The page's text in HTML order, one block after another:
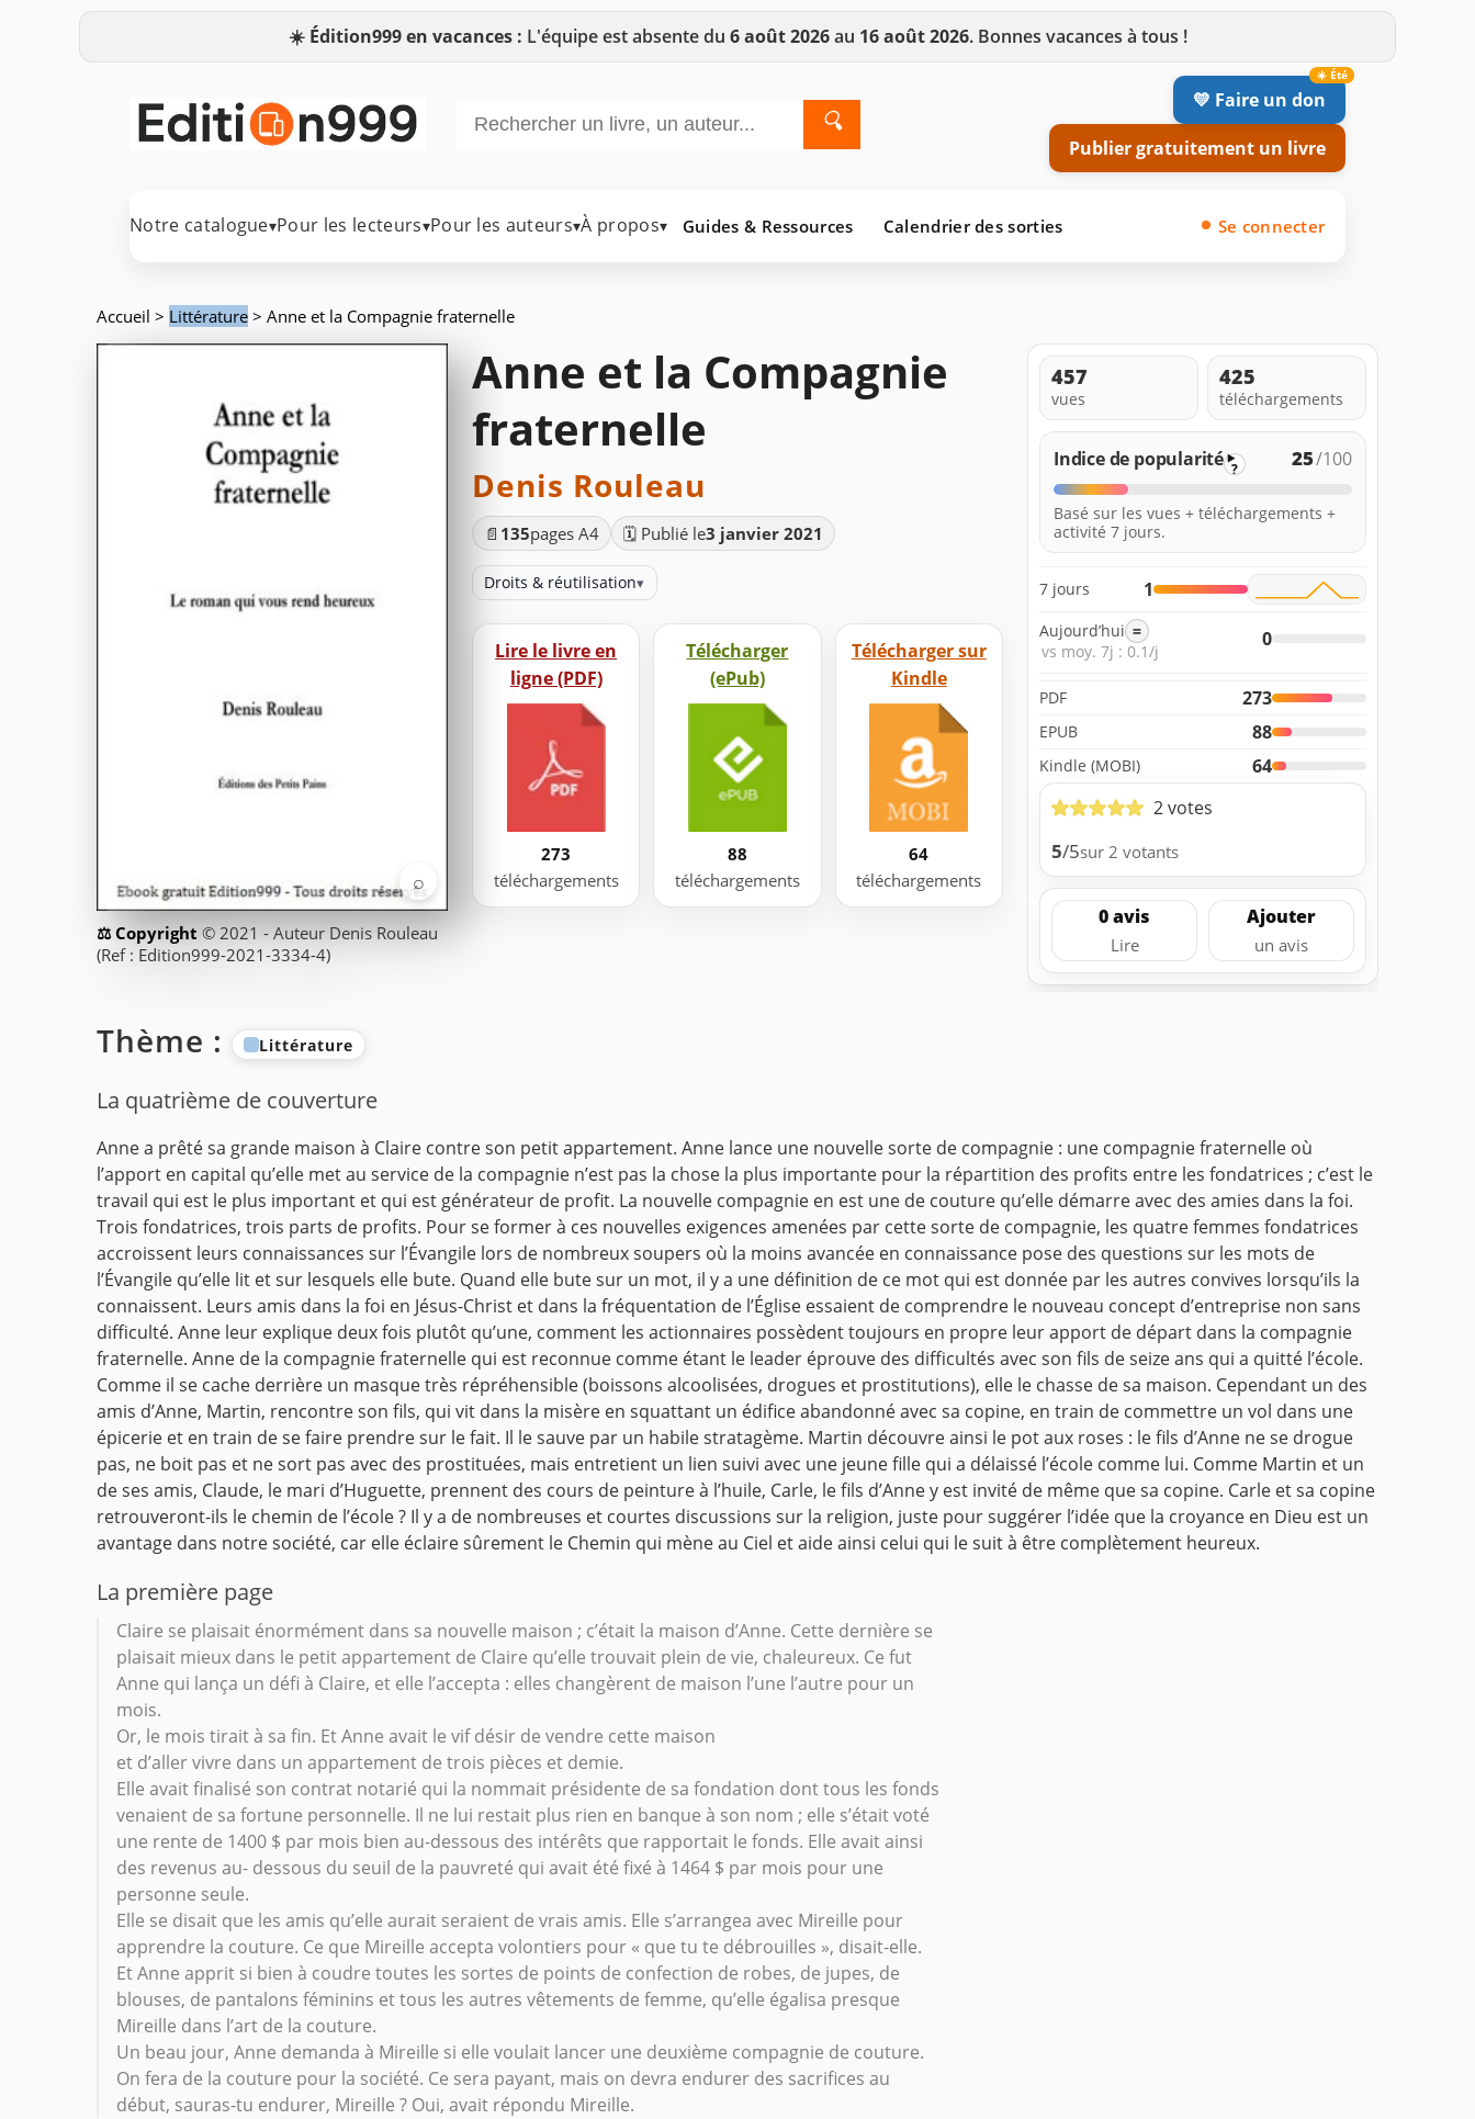
☀️ Édition999 en vacances : L'équipe est absente du 6 août 2026au 16 août 2026. Bonnes vacances à tous !
🔍
💛 Faire un don
Publier gratuitement un livre
Notre catalogue▾Pour les lecteurs▾Pour les auteurs▾À propos▾ Guides & Ressources Calendrier des sorties Se connecter
Accueil > Littérature > Anne et la Compagnie fraternelle
⌕
© 2021 - Auteur Denis Rouleau
(Ref : Edition999-2021-3334-4)
Anne et la Compagnie
fraternelle
Denis Rouleau
📄 135pages A4 🗓️ Publié le3 janvier 2021
Droits & réutilisation▾
Lire le livre en
ligne (PDF)
273
téléchargements
Télécharger
(ePub)
88
téléchargements
Télécharger sur
Kindle
64
téléchargements
457
vues
425
téléchargements
Indice de popularité ? 25/100
Basé sur les vues + téléchargements +
activité 7 jours.
7 jours 1
Aujourd’hui =
vs moy. 7j : 0.1/j
0
PDF 273
EPUB 88
Kindle (MOBI)
64
2 votes
5/5sur 2 votants
0 avis
Lire
Ajouter
un avis
Thème : Littérature
La quatrième de couverture
Anne a prêté sa grande maison à Claire contre son petit appartement. Anne lance une nouvelle sorte de compagnie : une compagnie fraternelle où
l’apport en capital qu’elle met au service de la compagnie n’est pas la chose la plus importante pour la répartition des profits entre les fondatrices ; c’est le
travail qui est le plus important et qui est générateur de profit. La nouvelle compagnie en est une de couture qu’elle démarre avec des amies dans la foi.
Trois fondatrices, trois parts de profits. Pour se former à ces nouvelles exigences amenées par cette sorte de compagnie, les quatre femmes fondatrices
accroissent leurs connaissances sur l’Évangile lors de nombreux soupers où la moins avancée en connaissance pose des questions sur les mots de
l’Évangile qu’elle lit et sur lesquels elle bute. Quand elle bute sur un mot, il y a une définition de ce mot qui est donnée par les autres convives lorsqu’ils la
connaissent. Leurs amis dans la foi en Jésus-Christ et dans la fréquentation de l’Église essaient de comprendre le nouveau concept d’entreprise non sans
difficulté. Anne leur explique deux fois plutôt qu’une, comment les actionnaires possèdent toujours en propre leur apport de départ dans la compagnie
fraternelle. Anne de la compagnie fraternelle qui est reconnue comme étant le leader éprouve des difficultés avec son fils de seize ans qui a quitté l’école.
Comme il se cache derrière un masque très répréhensible (boissons alcoolisées, drogues et prostitutions), elle le chasse de sa maison. Cependant un des
amis d’Anne, Martin, rencontre son fils, qui vit dans la misère en squattant un édifice abandonné avec sa copine, en train de commettre un vol dans une
épicerie et en train de se faire prendre sur le fait. Il le sauve par un habile stratagème. Martin découvre ainsi le pot aux roses : le fils d’Anne ne se drogue
pas, ne boit pas et ne sort pas avec des prostituées, mais entretient un lien suivi avec une jeune fille qui a délaissé l’école comme lui. Comme Martin et un
de ses amis, Claude, le mari d’Huguette, prennent des cours de peinture à l’huile, Carle, le fils d’Anne y est invité de même que sa copine. Carle et sa copine
retrouveront-ils le chemin de l’école ? Il y a de nombreuses et courtes discussions sur la religion, juste pour suggérer l’idée que la croyance en Dieu est un
avantage dans notre société, car elle éclaire sûrement le Chemin qui mène au Ciel et aide ainsi celui qui le suit à être complètement heureux.
La première page
Claire se plaisait énormément dans sa nouvelle maison ; c’était la maison d’Anne. Cette dernière se
plaisait mieux dans le petit appartement de Claire qu’elle trouvait plein de vie, chaleureux. Ce fut
Anne qui lança un défi à Claire, et elle l’accepta : elles changèrent de maison l’une l’autre pour un
mois.
Or, le mois tirait à sa fin. Et Anne avait le vif désir de vendre cette maison
et d’aller vivre dans un appartement de trois pièces et demie.
Elle avait finalisé son contrat notarié qui la nommait présidente de sa fondation dont tous les fonds
venaient de sa fortune personnelle. Il ne lui restait plus rien en banque à son nom ; elle s’était voté
une rente de 1400 $ par mois bien au-dessous des intérêts que rapportait le fonds. Elle avait ainsi
des revenus au- dessous du seuil de la pauvreté qui avait été fixé à 1464 $ par mois pour une
personne seule.
Elle se disait que les amis qu’elle aurait seraient de vrais amis. Elle s’arrangea avec Mireille pour
apprendre la couture. Ce que Mireille accepta volontiers pour « que tu te débrouilles », disait-elle.
Et Anne apprit si bien à coudre toutes les sortes de points de confection de robes, de jupes, de
blouses, de pantalons féminins et tous les autres vêtements de femme, qu’elle égalisa presque
Mireille dans l’art de la couture.
Un beau jour, Anne demanda à Mireille si elle voulait lancer une deuxième compagnie de couture.
On fera de la couture pour la société. Ce sera payant, mais on devra endurer des sacrifices au
début, sauras-tu endurer, Mireille ? Oui, avait répondu Mireille.